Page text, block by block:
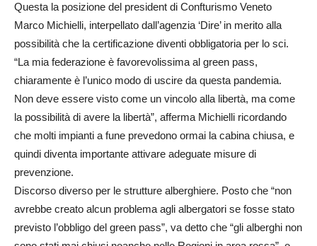
Questa la posizione del president di Confturismo Veneto
Marco Michielli, interpellato dall’agenzia ‘Dire’ in merito alla
possibilità che la certificazione diventi obbligatoria per lo sci.
“La mia federazione è favorevolissima al green pass,
chiaramente è l’unico modo di uscire da questa pandemia.
Non deve essere visto come un vincolo alla libertà, ma come
la possibilità di avere la libertà”, afferma Michielli ricordando
che molti impianti a fune prevedono ormai la cabina chiusa, e
quindi diventa importante attivare adeguate misure di
prevenzione.
Discorso diverso per le strutture alberghiere. Posto che “non
avrebbe creato alcun problema agli albergatori se fosse stato
previsto l’obbligo del green pass”, va detto che “gli alberghi non